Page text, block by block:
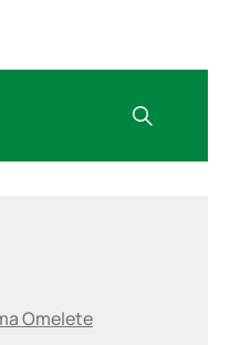
Omelete